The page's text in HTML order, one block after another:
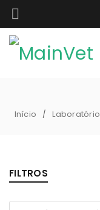
Início / Laboratório
FILTROS